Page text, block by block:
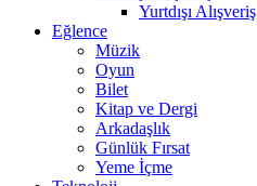
Yurtdışı Alışveriş
Eğlence
Müzik
Oyun
Bilet
Kitap ve Dergi
Arkadaşlık
Günlük Fırsat
Yeme İçme